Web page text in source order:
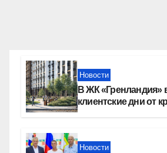
Новости
В ЖК «Гренландия»
клиентские дни от
Новости